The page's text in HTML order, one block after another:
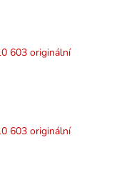
603 originální
603 originální